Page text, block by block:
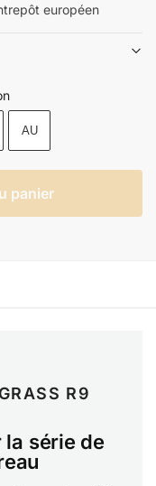
européen
AU
panier
R9
la série de